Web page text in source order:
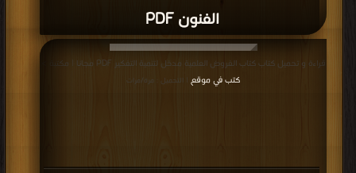
الفنون PDF
قراءة و تحميل كتاب كتاب الفروض العلمية مدخل لتنمية التفكير PDF مجانا | مكتبة >
كتب في موقع
| التحميل : مرة/مرات